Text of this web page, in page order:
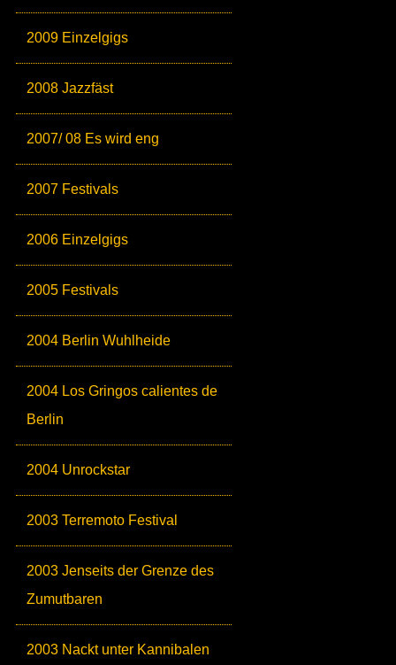
2009 Einzelgigs
2008 Jazzfäst
2007/ 08 Es wird eng
2007 Festivals
2006 Einzelgigs
2005 Festivals
2004 Berlin Wuhlheide
2004 Los Gringos calientes de
Berlin
2004 Unrockstar
2003 Terremoto Festival
2003 Jenseits der Grenze des
Zumutbaren
2003 Nackt unter Kannibalen